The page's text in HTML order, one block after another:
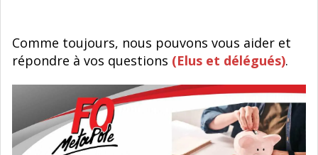
Comme toujours, nous pouvons vous aider et
répondre à vos questions (Elus et délégués).